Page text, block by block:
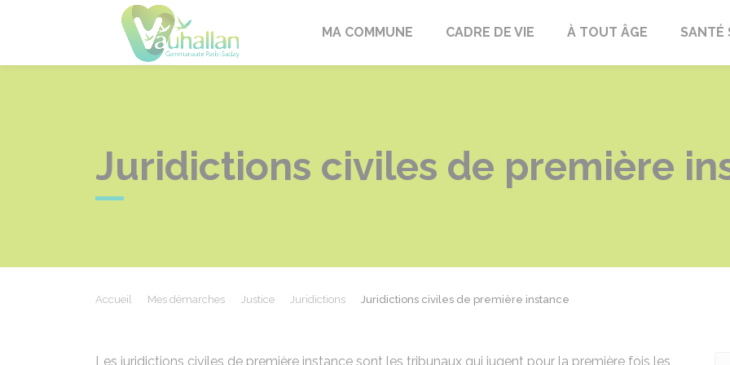
VauhallanMA COMMUNE CADRE DE VIE À TOUT ÂGE SANTÉ
Juridictions civiles de première
Accueil Mes démarches Justice Juridictions Juridictions civiles de première instance
Les juridictions civiles de première instance sont les tribunaux qui jugent pour la première fois les